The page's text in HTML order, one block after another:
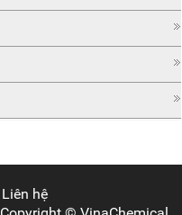
Liên hệ